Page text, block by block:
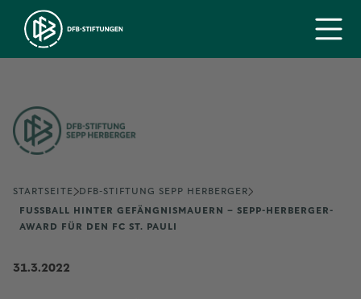
STARTSEITE
DFB-STIFTUNG SEPP HERBERGER
FUSSBALL HINTER GEFÄNGNISMAUERN – SEPP-HERBERGER-A
WARD FÜR DEN FC ST. PAULI
31.3.2022